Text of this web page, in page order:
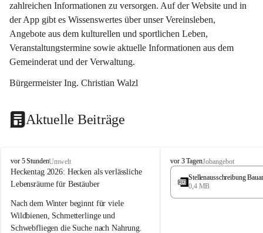
zahlreichen Informationen zu versorgen. Auf der Website und in
der App gibt es Wissenswertes über unser Vereinsleben,
Angebote aus dem kulturellen und sportlichen Leben,
Veranstaltungstermine sowie aktuelle Informationen aus dem
Gemeinderat und der Verwaltung.
Bürgermeister Ing. Christian Walzl
Aktuelle Beiträge
S
t
ö
s
i
n
vor 5 StundenUmwelt
Heckentag 2026: Hecken als verlässliche
Lebensräume für Bestäuber
Nach dem Winter beginnt für viele
Wildbienen, Schmetterlinge und
Schwebfliegen die Suche nach Nahrung.
S
t
s
vor 3 TagenJobangebot
Stellenausschreibung
0,4 MB